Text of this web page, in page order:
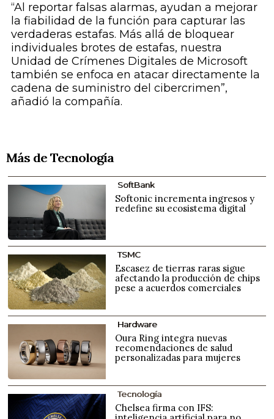
“Al reportar falsas alarmas, ayudan a mejorar
la fiabilidad de la función para capturar las
verdaderas estafas. Más allá de bloquear
individuales brotes de estafas, nuestra
Unidad de Crímenes Digitales de Microsoft
también se enfoca en atacar directamente la
cadena de suministro del cibercrimen”,
añadió la compañía.
Más de Tecnología
SoftBank
Softonic incrementa ingresos y
redefine su ecosistema digital
TSMC
Escasez de tierras raras sigue
afectando la producción de chips
pese a acuerdos comerciales
Hardware
Oura Ring integra nuevas
recomendaciones de salud
personalizadas para mujeres
Tecnología
Chelsea firma con IFS: